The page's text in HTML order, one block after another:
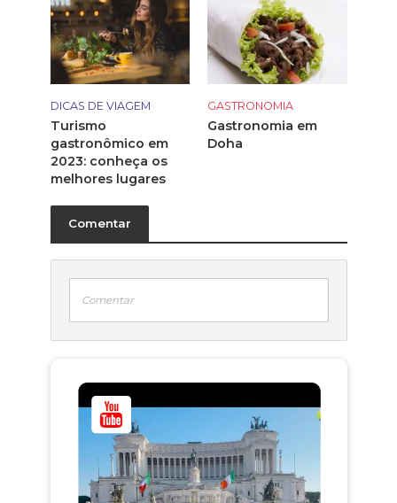
DICAS DE VIAGEM
Turismo
gastronômico em
2023: conheça os
melhores lugares
GASTRONOMIA
Gastronomia em
Doha
Comentar
Comentar